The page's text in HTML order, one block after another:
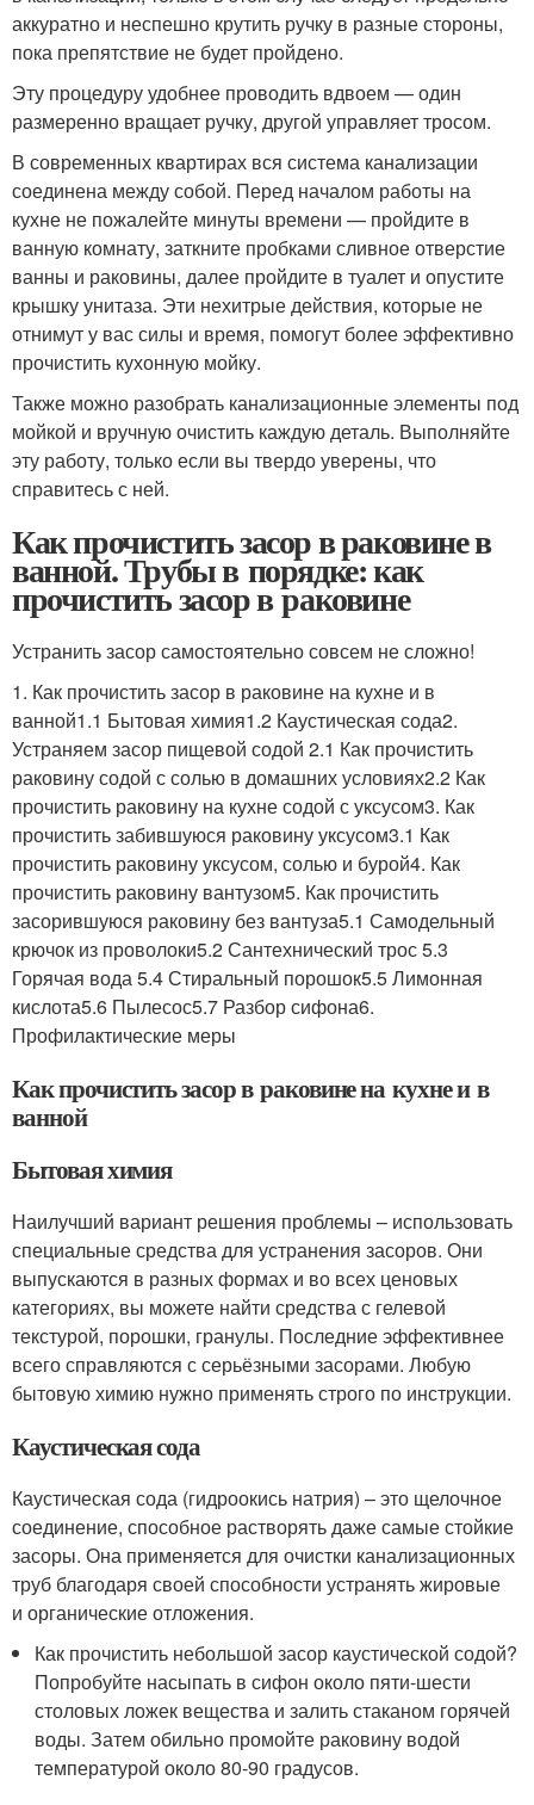
аккуратно и неспешно крутить ручку в разные стороны,
пока препятствие не будет пройдено.
Эту процедуру удобнее проводить вдвоем — один
размеренно вращает ручку, другой управляет тросом.
В современных квартирах вся система канализации
соединена между собой. Перед началом работы на
кухне не пожалейте минуты времени — пройдите в
ванную комнату, заткните пробками сливное отверстие
ванны и раковины, далее пройдите в туалет и опустите
крышку унитаза. Эти нехитрые действия, которые не
отнимут у вас силы и время, помогут более эффективно
прочистить кухонную мойку.
Также можно разобрать канализационные элементы под
мойкой и вручную очистить каждую деталь. Выполняйте
эту работу, только если вы твердо уверены, что
справитесь с ней.
Как прочистить засор в раковине в
ванной. Трубы в порядке: как
прочистить засор в раковине
Устранить засор самостоятельно совсем не сложно!
1. Как прочистить засор в раковине на кухне и в
ванной1.1 Бытовая химия1.2 Каустическая сода2.
Устраняем засор пищевой содой 2.1 Как прочистить
раковину содой с солью в домашних условиях2.2 Как
прочистить раковину на кухне содой с уксусом3. Как
прочистить забившуюся раковину уксусом3.1 Как
прочистить раковину уксусом, солью и бурой4. Как
прочистить раковину вантузом5. Как прочистить
засорившуюся раковину без вантуза5.1 Самодельный
крючок из проволоки5.2 Сантехнический трос 5.3
Горячая вода 5.4 Стиральный порошок5.5 Лимонная
кислота5.6 Пылесос5.7 Разбор сифона6.
Профилактические меры
Как прочистить засор в раковине на кухне и в
ванной
Бытовая химия
Наилучший вариант решения проблемы – использовать
специальные средства для устранения засоров. Они
выпускаются в разных формах и во всех ценовых
категориях, вы можете найти средства с гелевой
текстурой, порошки, гранулы. Последние эффективнее
всего справляются с серьёзными засорами. Любую
бытовую химию нужно применять строго по инструкции.
Каустическая сода
Каустическая сода (гидроокись натрия) – это щелочное
соединение, способное растворять даже самые стойкие
засоры. Она применяется для очистки канализационных
труб благодаря своей способности устранять жировые
и органические отложения.
Как прочистить небольшой засор каустической содой?
Попробуйте насыпать в сифон около пяти-шести
столовых ложек вещества и залить стаканом горячей
воды. Затем обильно промойте раковину водой
температурой около 80-90 градусов.